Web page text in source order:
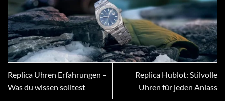
Replica Uhren Erfahrungen –
Was du wissen solltest
Replica Hublot: Stilvolle
Uhren für jeden Anlass